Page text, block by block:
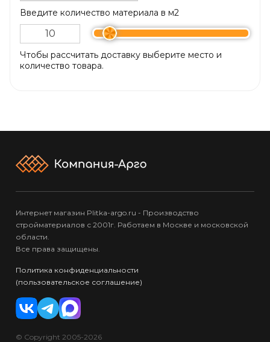
Введите количество материала в м2
Чтобы рассчитать доставку выберите место и
количество товара.
Интернет магазин Plitka-argo.ru - Производство
стройматериалов с 2001г. Работаем в Москве и московской
области.
Все права защищены.
Политика конфиденциальности
(пользовательское соглашение)
© Copyright 2005-2026